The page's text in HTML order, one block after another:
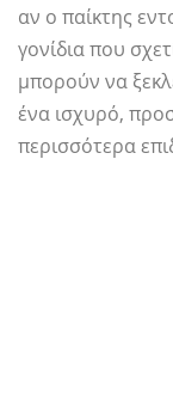
αν ο παίκτης
γονίδια που
μπορούν να
ένα ισχυρό,
περισσότερα